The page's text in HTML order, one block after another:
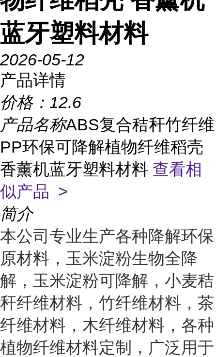
蓝牙塑料材料
2026-05-12
产品详情
价格： 12.6
产品名称ABS复合秸秆竹纤维
PP环保可降解植物纤维稻壳
香薰机蓝牙塑料材料 查看相
似产品 >
简介
本公司专业生产各种降解环保
原材料，玉米淀粉生物全降
解，玉米淀粉可降解，小麦秸
秆纤维材料，竹纤维材料，茶
纤维材料，木纤维材料，各种
植物纤维材料定制，广泛用于